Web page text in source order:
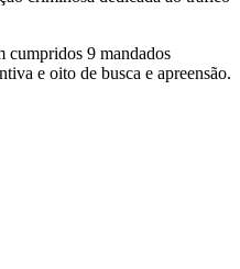
cumpridos 9 mandados
e oito de busca e apreensão.